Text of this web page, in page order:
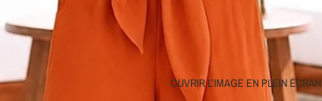
OUVRIR L’IMAGE EN PLEIN ÉCRAN